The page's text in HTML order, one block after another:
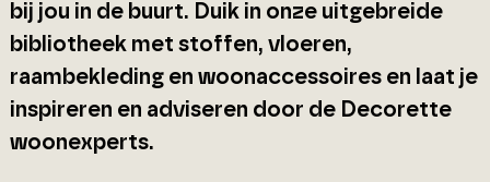
bij jou in de buurt. Duik in onze uitgebreide
bibliotheek met stoffen, vloeren,
raambekleding en woonaccessoires en laat je
inspireren en adviseren door de Decorette
woonexperts.